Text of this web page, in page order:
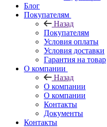
Блог
Покупателям
Назад
Покупателям
Условия оплаты
Условия доставки
Гарантия на товар
О компании
Назад
О компании
О компании
Контакты
Документы
Контакты